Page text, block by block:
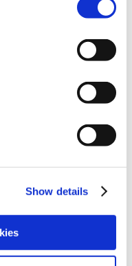
Show details
在庫：○ |181ポイント
ン2 デスクマット
3,740円(税込)